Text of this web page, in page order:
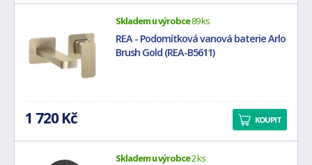
Skladem u výrobce89 ks
REA - Podomítková vanová baterie Arlo
Brush Gold (REA-B5611)
1 720 Kč KOUPIT
Skladem u výrobce2 ks